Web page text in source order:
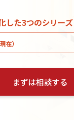
した3つのシリーズ
在）
まずは相談する